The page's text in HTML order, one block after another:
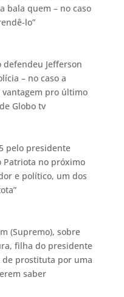
bala quem – no caso
lo”
defendeu Jefferson
– no caso a
vantagem pro último
Globo tv
pelo presidente
Patriota no próximo
e político, um dos
(Supremo), sobre
filha do presidente
de prostituta por uma
saber